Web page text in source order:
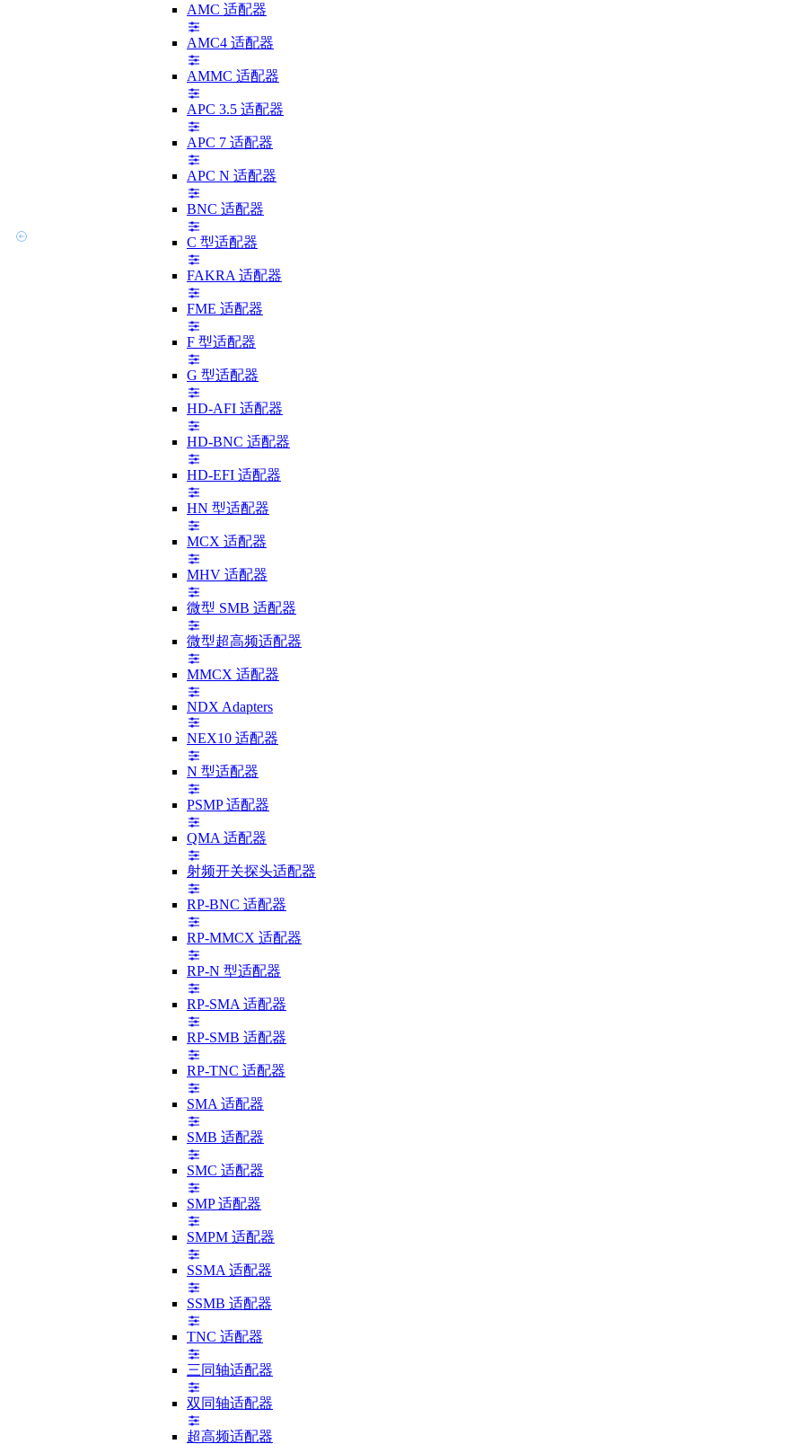
AMC 适配器
AMC4 适配器
AMMC 适配器
APC 3.5 适配器
APC 7 适配器
APC N 适配器
BNC 适配器
C 型适配器
FAKRA 适配器
FME 适配器
F 型适配器
G 型适配器
HD-AFI 适配器
HD-BNC 适配器
HD-EFI 适配器
HN 型适配器
MCX 适配器
MHV 适配器
微型 SMB 适配器
微型超高频适配器
MMCX 适配器
NDX Adapters
NEX10 适配器
N 型适配器
PSMP 适配器
QMA 适配器
射频开关探头适配器
RP-BNC 适配器
RP-MMCX 适配器
RP-N 型适配器
RP-SMA 适配器
RP-SMB 适配器
RP-TNC 适配器
SMA 适配器
SMB 适配器
SMC 适配器
SMP 适配器
SMPM 适配器
SSMA 适配器
SSMB 适配器
TNC 适配器
三同轴适配器
双同轴适配器
超高频适配器